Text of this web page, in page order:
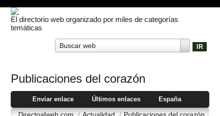
El directorio web organizado por miles de categorías
temáticas
Buscar web
Publicaciones del corazón
Enviar enlace Últimos enlaces España
Directoalweb.com / Actualidad / Publicaciones del corazón